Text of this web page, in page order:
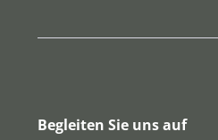
Begleiten Sie uns auf